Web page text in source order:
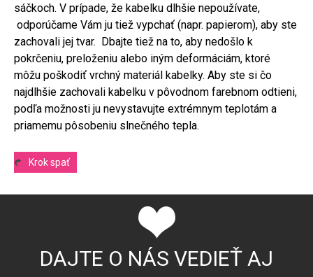
sáčkoch. V prípade, že kabelku dlhšie nepoužívate,
odporúčame Vám ju tiež vypchať (napr. papierom), aby ste
zachovali jej tvar. Dbajte tiež na to, aby nedošlo k
pokrčeniu, preloženiu alebo iným deformáciám, ktoré
môžu poškodiť vrchný materiál kabelky. Aby ste si čo
najdlhšie zachovali kabelku v pôvodnom farebnom odtieni,
podľa možnosti ju nevystavujte extrémnym teplotám a
priamemu pôsobeniu slnečného tepla.
Krok spať
DAJTE O NÁS VEDIEŤ AJ